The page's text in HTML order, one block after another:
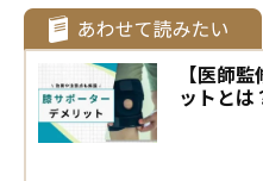
【医師
ットとは